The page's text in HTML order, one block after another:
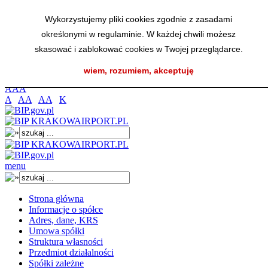
Wykorzystujemy pliki cookies zgodnie z zasadami
określonymi w regulaminie. W każdej chwili możesz
skasować i zablokować cookies w Twojej przeglądarce.
wiem, rozumiem, akceptuję
Przejdź do menu głównego
Przejdź do menu dolnego
Przejdź do mapy strony
Przejdź do wyszukiwarki
AAA
A
AA AA K
menu
Strona główna
Informacje o spółce
Adres, dane, KRS
Umowa spółki
Struktura własności
Przedmiot działalności
Spółki zależne